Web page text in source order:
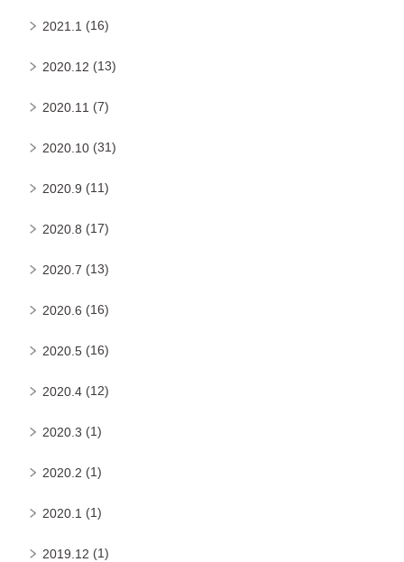
2021.1 (16)
2020.12 (13)
2020.11 (7)
2020.10 (31)
2020.9 (11)
2020.8 (17)
2020.7 (13)
2020.6 (16)
2020.5 (16)
2020.4 (12)
2020.3 (1)
2020.2 (1)
2020.1 (1)
2019.12 (1)